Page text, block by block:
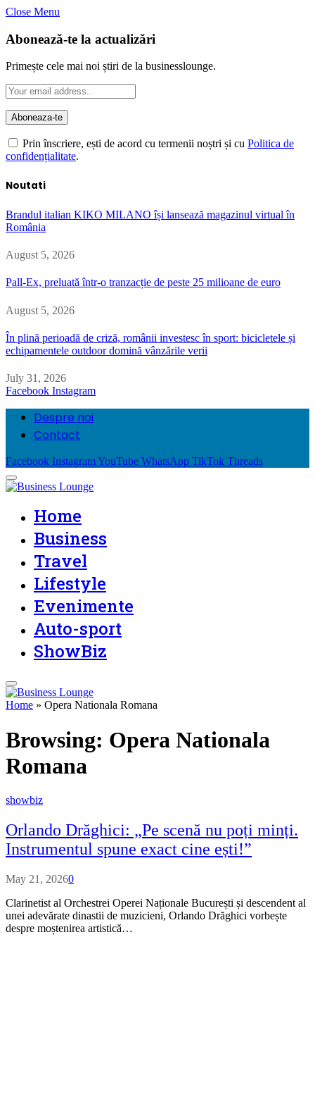
Close Menu
Abonează-te la actualizări
Primește cele mai noi știri de la businesslounge.
Prin înscriere, ești de acord cu termenii noștri și cu Politica de
confidențialitate.
Noutati
Brandul italian KIKO MILANO își lansează magazinul virtual în
România
August 5, 2026
Pall-Ex, preluată într-o tranzacție de peste 25 milioane de euro
August 5, 2026
În plină perioadă de criză, românii investesc în sport: bicicletele și
echipamentele outdoor domină vânzările verii
July 31, 2026
Facebook Instagram
Despre noi
Contact
Facebook InstagramYouTube WhatsApp TikTok Threads
Home
Business
Travel
Lifestyle
Evenimente
Auto-sport
ShowBiz
Home » Opera Nationala Romana
Browsing: Opera Nationala
Romana
showbiz
Orlando Drăghici: „Pe scenă nu poți minți.
Instrumentul spune exact cine ești!”
May 21, 20260
Clarinetist al Orchestrei Operei Naționale București și descendent al
unei adevărate dinastii de muzicieni, Orlando Drăghici vorbește
despre moștenirea artistică…